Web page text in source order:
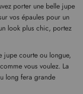
porter une belle jupe
vos épaules pour un
look plus chic, portez
jupe courte ou longue,
vous voulez. La
long fera grande